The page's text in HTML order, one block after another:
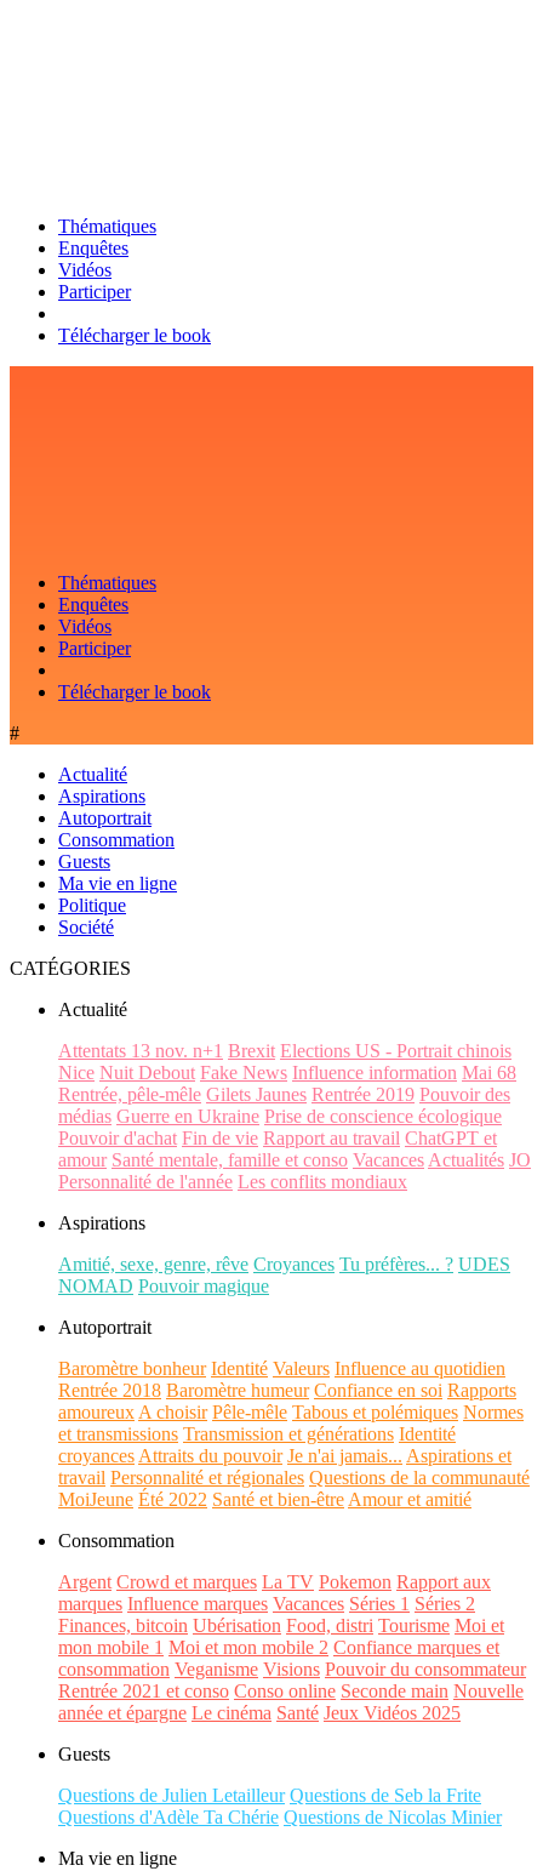
Thématiques
Enquêtes
Vidéos
Participer
Télécharger le book
Thématiques
Enquêtes
Vidéos
Participer
Télécharger le book
#
Actualité
Aspirations
Autoportrait
Consommation
Guests
Ma vie en ligne
Politique
Société
CATÉGORIES
Actualité
Attentats 13 nov. n+1 Brexit Elections US - Portrait chinois
Nice Nuit Debout Fake News Influence information Mai 68
Rentrée, pêle-mêle Gilets Jaunes Rentrée 2019 Pouvoir des
médias Guerre en Ukraine Prise de conscience écologique
Pouvoir d'achat Fin de vie Rapport au travail ChatGPT et
amour Santé mentale, famille et conso Vacances Actualités JO
Personnalité de l'année Les conflits mondiaux
Aspirations
Amitié, sexe, genre, rêve Croyances Tu préfères... ? UDES
NOMAD Pouvoir magique
Autoportrait
Baromètre bonheur Identité Valeurs Influence au quotidien
Rentrée 2018 Baromètre humeur Confiance en soi Rapports
amoureux A choisir Pêle-mêle Tabous et polémiques Normes
et transmissions Transmission et générations Identité
croyances Attraits du pouvoir Je n'ai jamais... Aspirations et
travail Personnalité et régionales Questions de la communauté
MoiJeune Été 2022 Santé et bien-être Amour et amitié
Consommation
Argent Crowd et marques La TV Pokemon Rapport aux
marques Influence marques Vacances Séries 1 Séries 2
Finances, bitcoin Ubérisation Food, distri Tourisme Moi et
mon mobile 1 Moi et mon mobile 2 Confiance marques et
consommation Veganisme Visions Pouvoir du consommateur
Rentrée 2021 et conso Conso online Seconde main Nouvelle
année et épargne Le cinéma Santé Jeux Vidéos 2025
Guests
Questions de Julien Letailleur Questions de Seb la Frite
Questions d'Adèle Ta Chérie Questions de Nicolas Minier
Ma vie en ligne